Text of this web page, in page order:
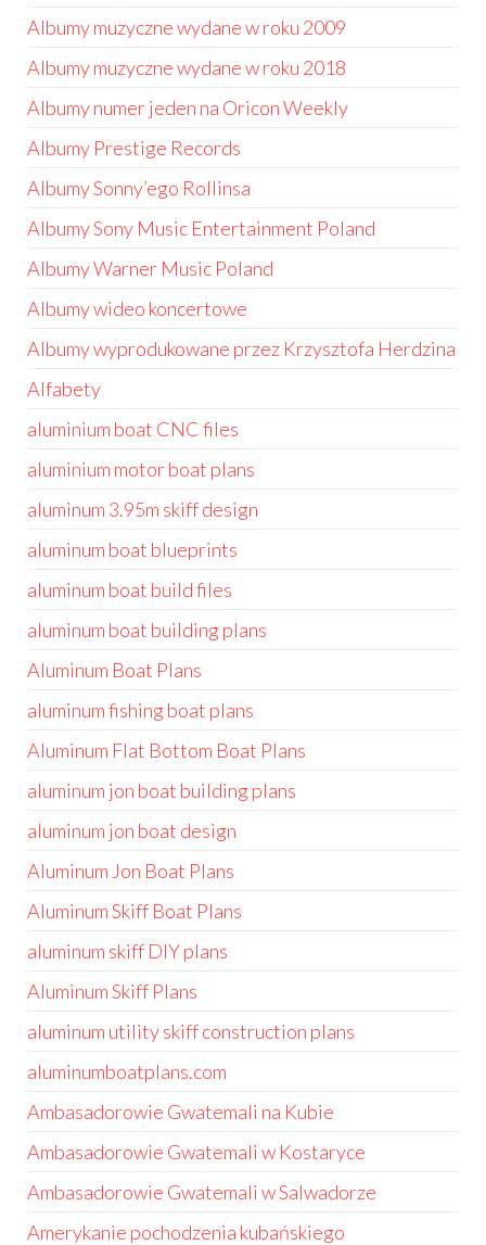
Albumy muzyczne wydane w roku 2009
Albumy muzyczne wydane w roku 2018
Albumy numer jeden na Oricon Weekly
Albumy Prestige Records
Albumy Sonny’ego Rollinsa
Albumy Sony Music Entertainment Poland
Albumy Warner Music Poland
Albumy wideo koncertowe
Albumy wyprodukowane przez Krzysztofa Herdzina
Alfabety
aluminium boat CNC files
aluminium motor boat plans
aluminum 3.95m skiff design
aluminum boat blueprints
aluminum boat build files
aluminum boat building plans
Aluminum Boat Plans
aluminum fishing boat plans
Aluminum Flat Bottom Boat Plans
aluminum jon boat building plans
aluminum jon boat design
Aluminum Jon Boat Plans
Aluminum Skiff Boat Plans
aluminum skiff DIY plans
Aluminum Skiff Plans
aluminum utility skiff construction plans
aluminumboatplans.com
Ambasadorowie Gwatemali na Kubie
Ambasadorowie Gwatemali w Kostaryce
Ambasadorowie Gwatemali w Salwadorze
Amerykanie pochodzenia kubańskiego